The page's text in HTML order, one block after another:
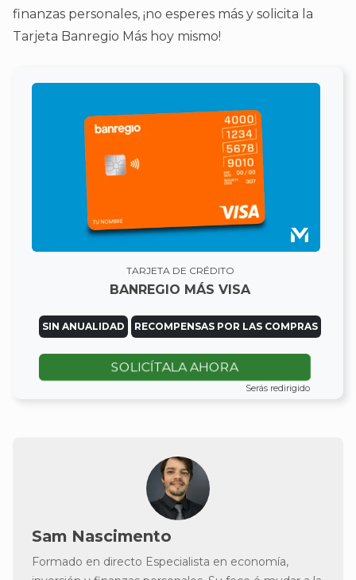
finanzas personales, ¡no esperes más y solicita la
Tarjeta Banregio Más hoy mismo!
TARJETA DE CRÉDITO
BANREGIO MÁS VISA
SIN ANUALIDAD RECOMPENSAS POR LAS COMPRAS
SOLICÍTALA AHORA
Serás redirigido
Sam Nascimento
Formado en directo Especialista en economía,